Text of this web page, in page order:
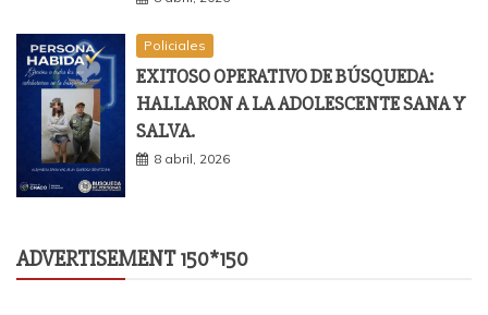
Policiales
EXITOSO OPERATIVO DE BÚSQUEDA:
HALLARON A LA ADOLESCENTE SANA Y
SALVA.
8 abril, 2026
ADVERTISEMENT 150*150